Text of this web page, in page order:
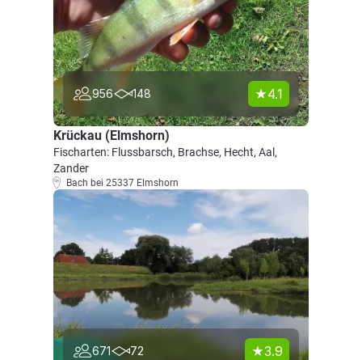
956 148 4.1
Krückau (Elmshorn)
Fischarten: Flussbarsch, Brachse, Hecht, Aal,
Zander
Bach bei 25337 Elmshorn
671 72 3.9